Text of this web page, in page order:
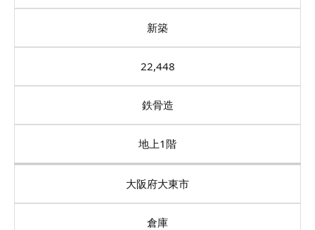
新築
22,448
鉄骨造
地上1階
大阪府大東市
倉庫